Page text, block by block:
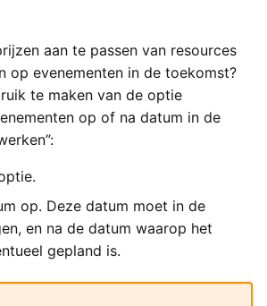
aan te passen van resources
op evenementen in de toekomst?
te maken van de optie
op of na datum in de
op. Deze datum moet in de
en na de datum waarop het
gepland is.